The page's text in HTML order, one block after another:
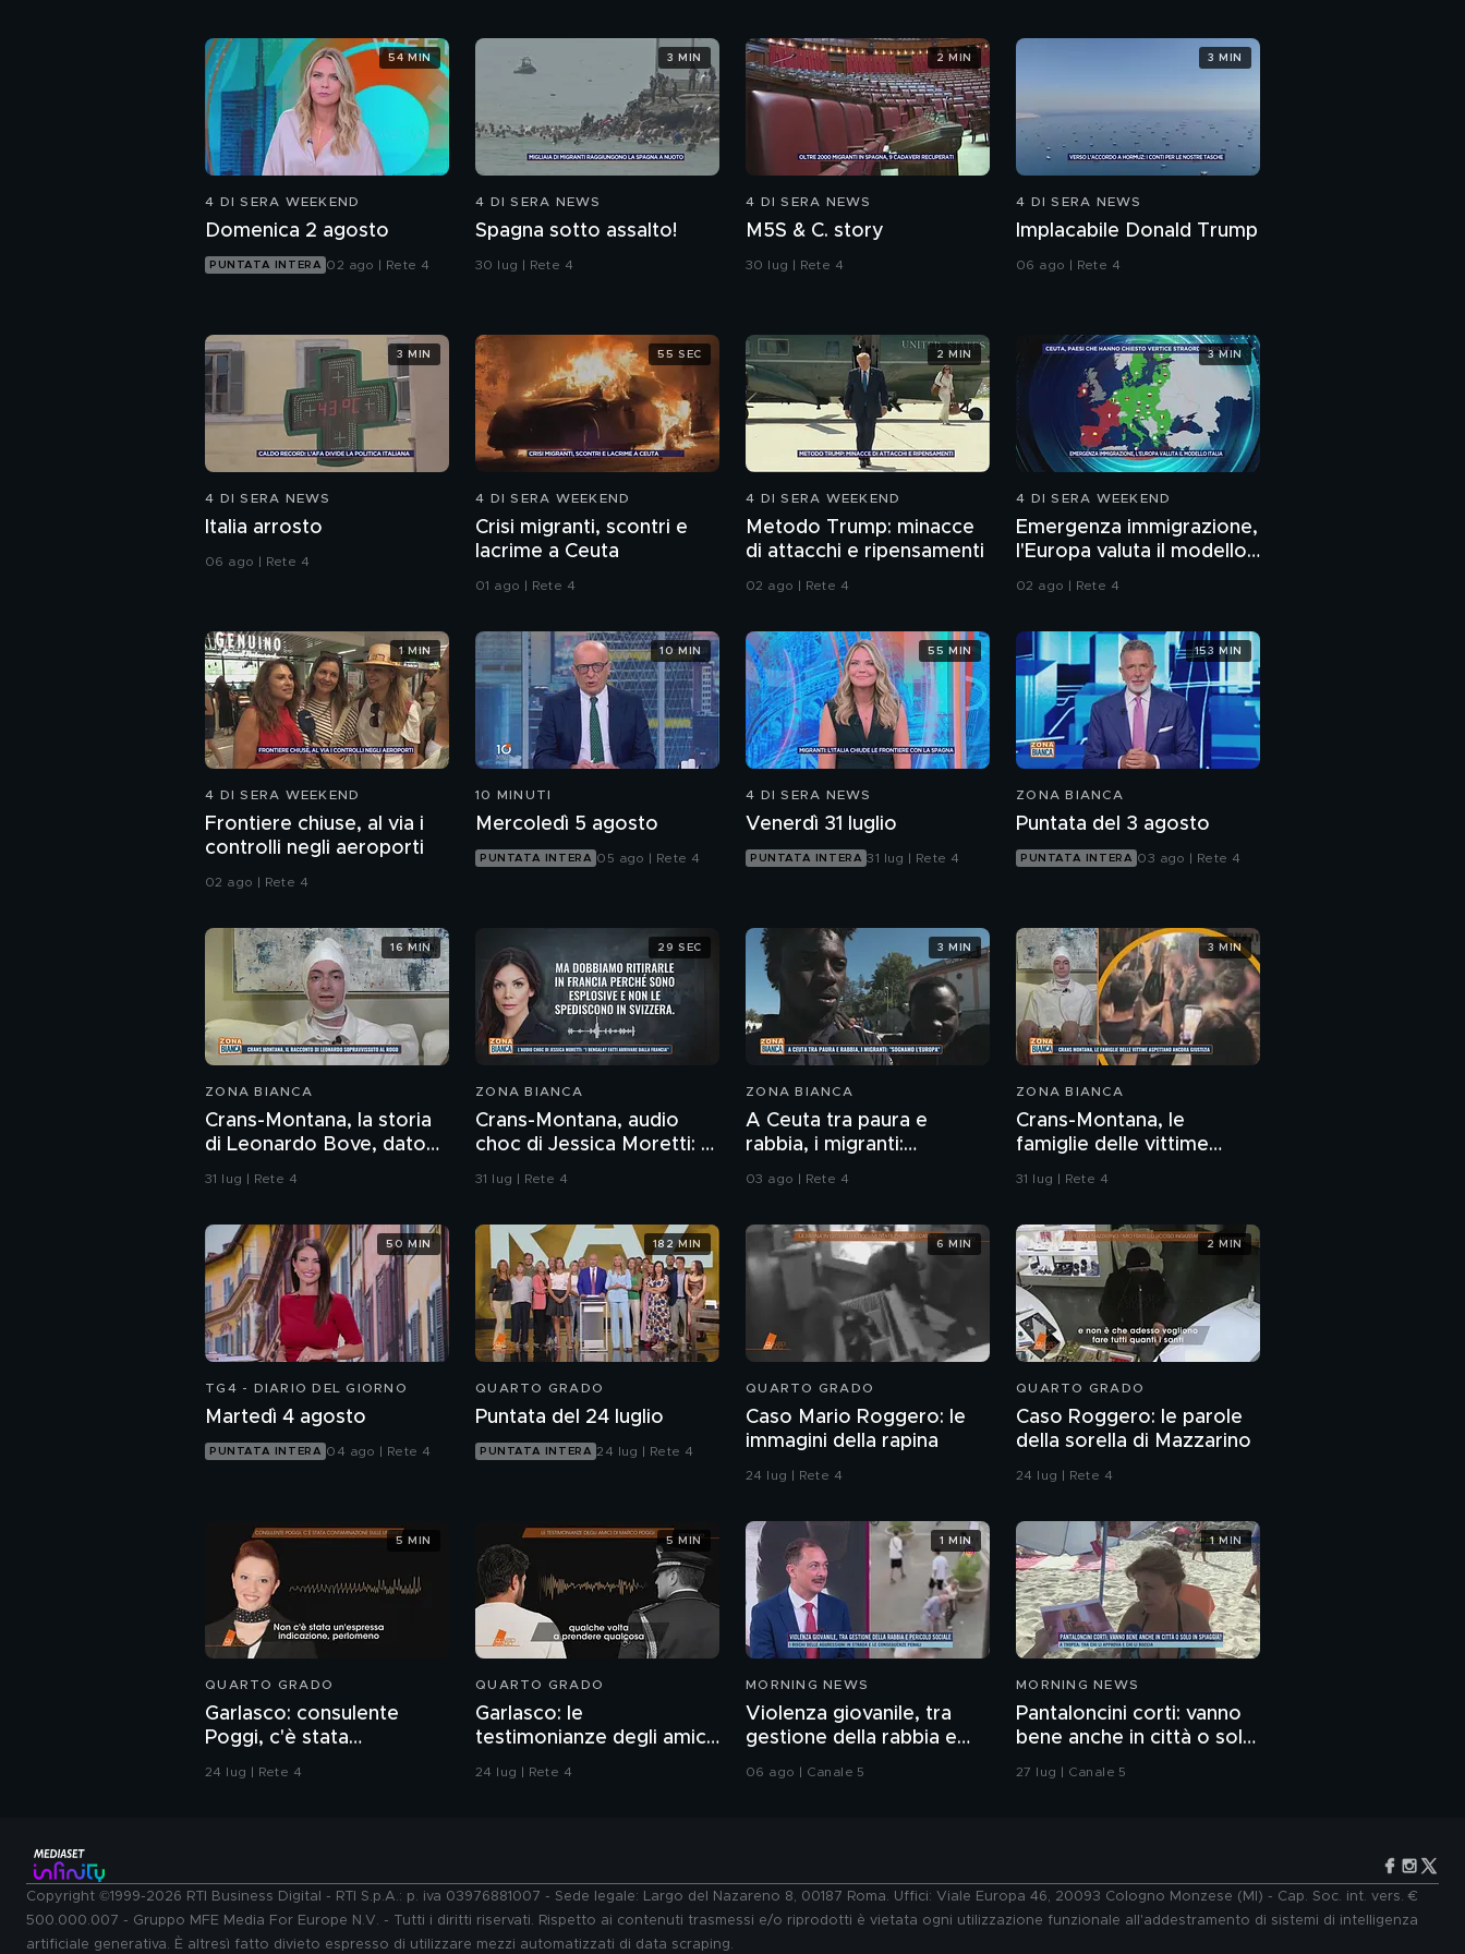
4 DI SERA WEEKEND
Domenica 2 agosto
PUNTATA INTERA 02 ago | Rete 4
54 MIN
4 DI SERA NEWS
Spagna sotto assalto!
30 lug | Rete 4
3 MIN
4 DI SERA NEWS
M5S & C. story
30 lug | Rete 4
2 MIN
4 DI SERA NEWS
Implacabile Donald Trump
06 ago | Rete 4
3 MIN
4 DI SERA NEWS
Italia arrosto
06 ago | Rete 4
3 MIN
4 DI SERA WEEKEND
Crisi migranti, scontri e
lacrime a Ceuta
01 ago | Rete 4
55 SEC
4 DI SERA WEEKEND
Metodo Trump: minacce
di attacchi e ripensamenti
02 ago | Rete 4
2 MIN
4 DI SERA WEEKEND
Emergenza immigrazione,
l'Europa valuta il modello
02 ago | Rete 4
3 MIN
4 DI SERA WEEKEND
Frontiere chiuse, al via i
controlli negli aeroporti
02 ago | Rete 4
1 MIN
10 MINUTI
Mercoledì 5 agosto
PUNTATA INTERA 05 ago | Rete 4
10 MIN
4 DI SERA NEWS
Venerdì 31 luglio
PUNTATA INTERA 31 lug | Rete 4
55 MIN
ZONA BIANCA
Puntata del 3 agosto
PUNTATA INTERA 03 ago | Rete 4
153 MIN
ZONA BIANCA
Crans-Montana, la storia
di Leonardo Bove, dato
per disperso nel rogo
31 lug | Rete 4
16 MIN
ZONA BIANCA
Crans-Montana, audio
choc di Jessica Moretti: "I
bengala? Fatti arrivare
31 lug | Rete 4
29 SEC
ZONA BIANCA
A Ceuta tra paura e
rabbia, i migranti:
"Sognamo l'Europa"
03 ago | Rete 4
3 MIN
ZONA BIANCA
Crans-Montana, le
famiglie delle vittime
aspettano ancora
31 lug | Rete 4
3 MIN
TG4 - DIARIO DEL GIORNO
Martedì 4 agosto
PUNTATA INTERA 04 ago | Rete 4
50 MIN
QUARTO GRADO
Puntata del 24 luglio
PUNTATA INTERA 24 lug | Rete 4
182 MIN
QUARTO GRADO
Caso Mario Roggero: le
immagini della rapina
24 lug | Rete 4
6 MIN
QUARTO GRADO
Caso Roggero: le parole
della sorella di Mazzarino
24 lug | Rete 4
2 MIN
QUARTO GRADO
Garlasco: consulente
Poggi, c'è stata
contaminazione sulle
24 lug | Rete 4
5 MIN
QUARTO GRADO
Garlasco: le
testimonianze degli amici
di Marco Poggi
24 lug | Rete 4
5 MIN
MORNING NEWS
Violenza giovanile, tra
gestione della rabbia e
pericolo sociale: parla il
06 ago | Canale 5
1 MIN
MORNING NEWS
Pantaloncini corti: vanno
bene anche in città o solo
in spiaggia?
27 lug | Canale 5
1 MIN
Copyright ©1999-2026 RTI Business Digital - RTI S.p.A.: p. iva 03976881007 - Sede legale: Largo del Nazareno 8, 00187 Roma. Uffici: Viale Europa 46, 20093 Cologno Monzese (MI) - Cap. Soc. int. vers. €
500.000.007 - Gruppo MFE Media For Europe N.V. - Tutti i diritti riservati. Rispetto ai contenuti trasmessi e/o riprodotti è vietata ogni utilizzazione funzionale all'addestramento di sistemi di intelligenza
artificiale generativa. È altresì fatto divieto espresso di utilizzare mezzi automatizzati di data scraping.